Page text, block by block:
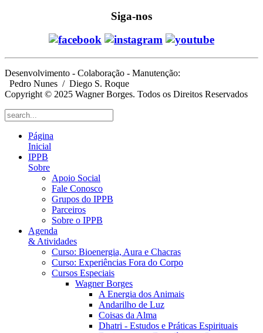
Siga-nos
Desenvolvimento - Colaboração - Manutenção:
Pedro Nunes / Diego S. Roque
Copyright © 2025 Wagner Borges. Todos os Direitos Reservados
Página
Inicial
IPPB
Sobre
Apoio Social
Fale Conosco
Grupos do IPPB
Parceiros
Sobre o IPPB
Agenda
& Atividades
Curso: Bioenergia, Aura e Chacras
Curso: Experiências Fora do Corpo
Cursos Especiais
Wagner Borges
A Energia dos Animais
Andarilho de Luz
Coisas da Alma
Dhatri - Estudos e Práticas Espirituais